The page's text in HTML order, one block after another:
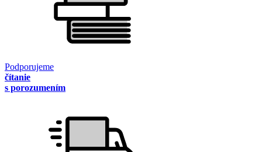
Podporujeme
čítanie
s porozumením